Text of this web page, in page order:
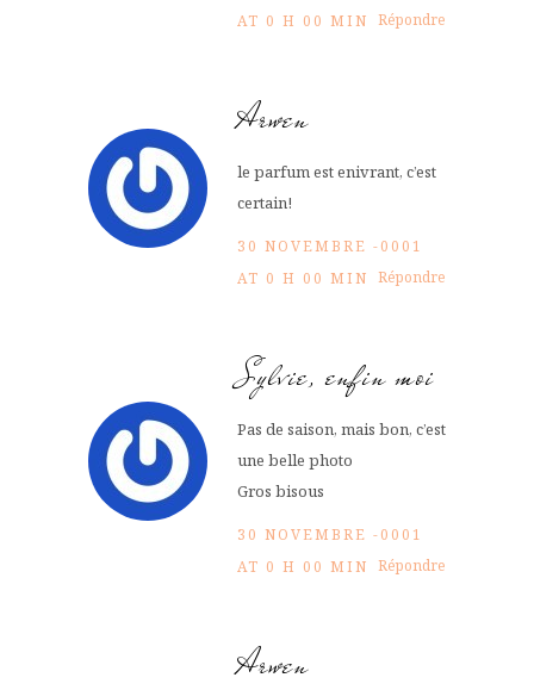
AT 0 H 00 MIN Répondre
Arwen
le parfum est enivrant, c’est
certain!
30 NOVEMBRE -0001
AT 0 H 00 MIN Répondre
Sylvie, enfin moi
Pas de saison, mais bon, c’est
une belle photo
Gros bisous
30 NOVEMBRE -0001
AT 0 H 00 MIN Répondre
Arwen